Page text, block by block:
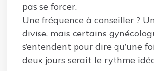
pas se forcer.
Une fréquence à conseiller ?
divise, mais certains
s’entendent pour dire qu’une
deux jours serait le rythme